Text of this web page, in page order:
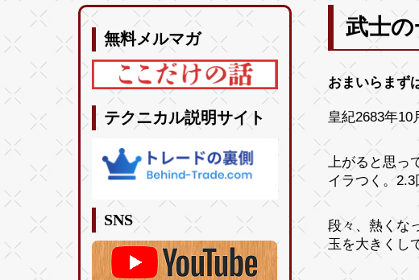
無料メルマガ
テクニカル説明サイト
SNS
武士
おまいらまず
皇紀2683年10
上がると思っ
イラつく。2.3
段々、熱くな
玉を大きくし